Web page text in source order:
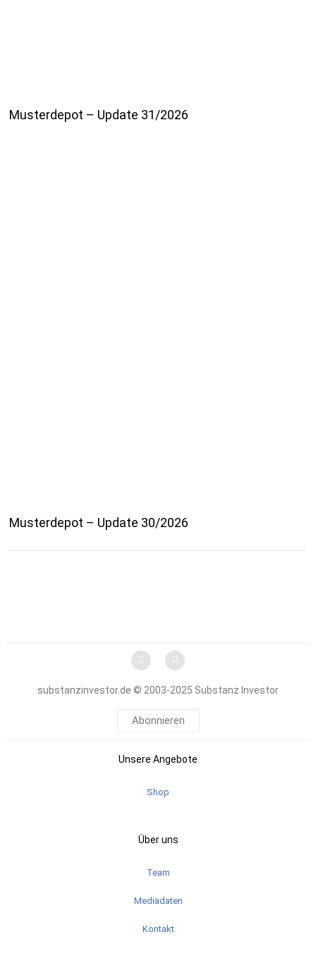
Musterdepot – Update 31/2026
Musterdepot – Update 30/2026
substanzinvestor.de © 2003-2025 Substanz Investor
Abonnieren
Unsere Angebote
Shop
Über uns
Team
Mediadaten
Kontakt